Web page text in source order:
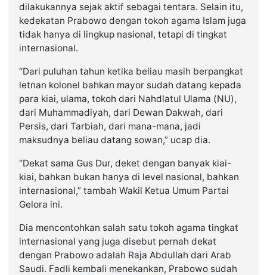
dilakukannya sejak aktif sebagai tentara. Selain itu,
kedekatan Prabowo dengan tokoh agama Islam juga
tidak hanya di lingkup nasional, tetapi di tingkat
internasional.
“Dari puluhan tahun ketika beliau masih berpangkat
letnan kolonel bahkan mayor sudah datang kepada
para kiai, ulama, tokoh dari Nahdlatul Ulama (NU),
dari Muhammadiyah, dari Dewan Dakwah, dari
Persis, dari Tarbiah, dari mana-mana, jadi
maksudnya beliau datang sowan,” ucap dia.
“Dekat sama Gus Dur, deket dengan banyak kiai-
kiai, bahkan bukan hanya di level nasional, bahkan
internasional,” tambah Wakil Ketua Umum Partai
Gelora ini.
Dia mencontohkan salah satu tokoh agama tingkat
internasional yang juga disebut pernah dekat
dengan Prabowo adalah Raja Abdullah dari Arab
Saudi. Fadli kembali menekankan, Prabowo sudah